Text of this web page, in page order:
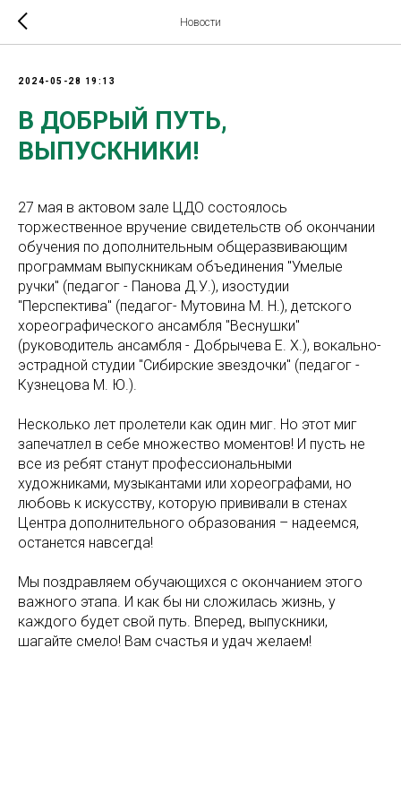
Новости
2024-05-28 19:13
В ДОБРЫЙ ПУТЬ,
ВЫПУСКНИКИ!
27 мая в актовом зале ЦДО состоялось
торжественное вручение свидетельств об окончании
обучения по дополнительным общеразвивающим
программам выпускникам объединения "Умелые
ручки" (педагог - Панова Д.У.), изостудии
"Перспектива" (педагог- Мутовина М. Н.), детского
хореографического ансамбля "Веснушки"
(руководитель ансамбля - Добрычева Е. Х.), вокально-
эстрадной студии "Сибирские звездочки" (педагог -
Кузнецова М. Ю.).
Несколько лет пролетели как один миг. Но этот миг
запечатлел в себе множество моментов! И пусть не
все из ребят станут профессиональными
художниками, музыкантами или хореографами, но
любовь к искусству, которую прививали в стенах
Центра дополнительного образования – надеемся,
останется навсегда!
Мы поздравляем обучающихся с окончанием этого
важного этапа. И как бы ни сложилась жизнь, у
каждого будет свой путь. Вперед, выпускники,
шагайте смело! Вам счастья и удач желаем!